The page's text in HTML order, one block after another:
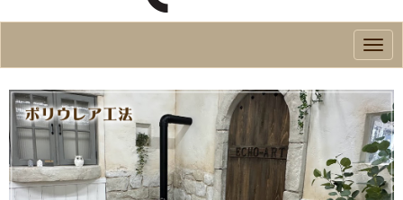
N
a
i
a
t
i
o
n